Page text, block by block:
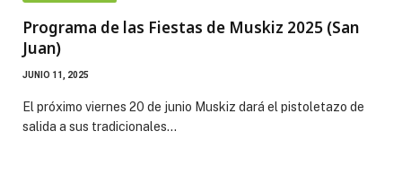
Programa de las Fiestas de Muskiz 2025 (San
Juan)
JUNIO 11, 2025
El próximo viernes 20 de junio Muskiz dará el pistoletazo de
salida a sus tradicionales…